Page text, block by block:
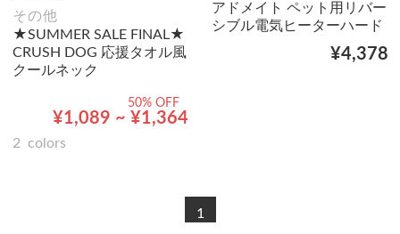
その他
★SUMMER SALE FINAL★
CRUSH DOG 応援タオル風
クールネック
¥1,089 ~ ¥1,364
50% OFF
2 colors
アドメイト ペット用リバー
シブル電気ヒーターハード
¥4,378
1